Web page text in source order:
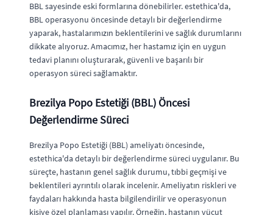
BBL sayesinde eski formlarına dönebilirler. estethica'da,
BBL operasyonu öncesinde detaylı bir değerlendirme
yaparak, hastalarımızın beklentilerini ve sağlık durumlarını
dikkate alıyoruz. Amacımız, her hastamız için en uygun
tedavi planını oluşturarak, güvenli ve başarılı bir
operasyon süreci sağlamaktır.
Brezilya Popo Estetiği (BBL) Öncesi
Değerlendirme Süreci
Brezilya Popo Estetiği (BBL) ameliyatı öncesinde,
estethica'da detaylı bir değerlendirme süreci uygulanır. Bu
süreçte, hastanın genel sağlık durumu, tıbbi geçmişi ve
beklentileri ayrıntılı olarak incelenir. Ameliyatın riskleri ve
faydaları hakkında hasta bilgilendirilir ve operasyonun
kişiye özel planlaması yapılır. Örneğin, hastanın vücut